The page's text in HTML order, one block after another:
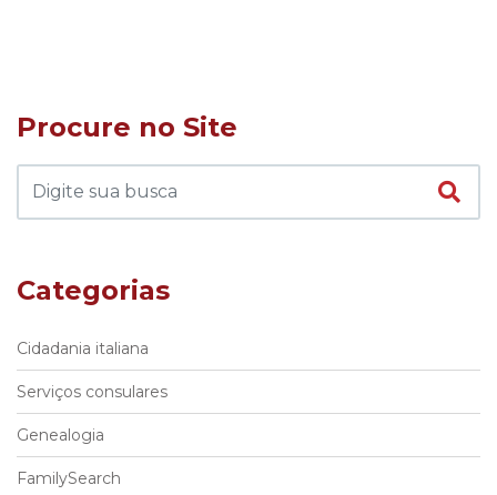
Procure no Site
Categorias
Cidadania italiana
Serviços consulares
Genealogia
FamilySearch